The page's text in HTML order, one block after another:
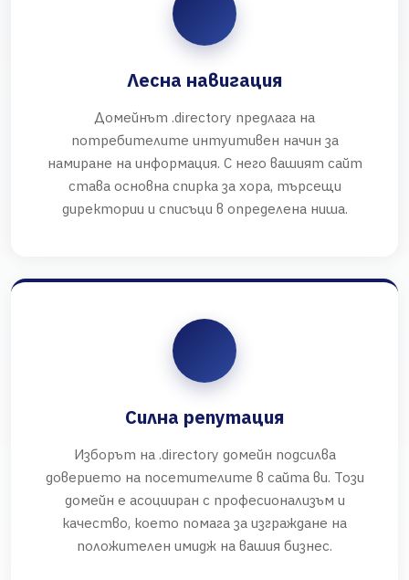
Лесна навигация
Домейнът .directory предлага на
потребителите интуитивен начин за
намиране на информация. С него вашият сайт
става основна спирка за хора, търсещи
директории и списъци в определена ниша.
Силна репутация
Изборът на .directory домейн подсилва
доверието на посетителите в сайта ви. Този
домейн е асоцииран с професионализъм и
качество, което помага за изграждане на
положителен имидж на вашия бизнес.